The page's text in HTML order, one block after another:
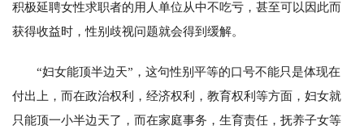
积极延聘女性求职者的用人单位从中不吃亏，甚至可以因此而
获得收益时，性别歧视问题就会得到缓解。
“妇女能顶半边天”，这句性别平等的口号不能只是体现在
付出上，而在政治权利，经济权利，教育权利等方面，妇女就
只能顶一小半边天了，而在家庭事务，生育责任，抚养子女等